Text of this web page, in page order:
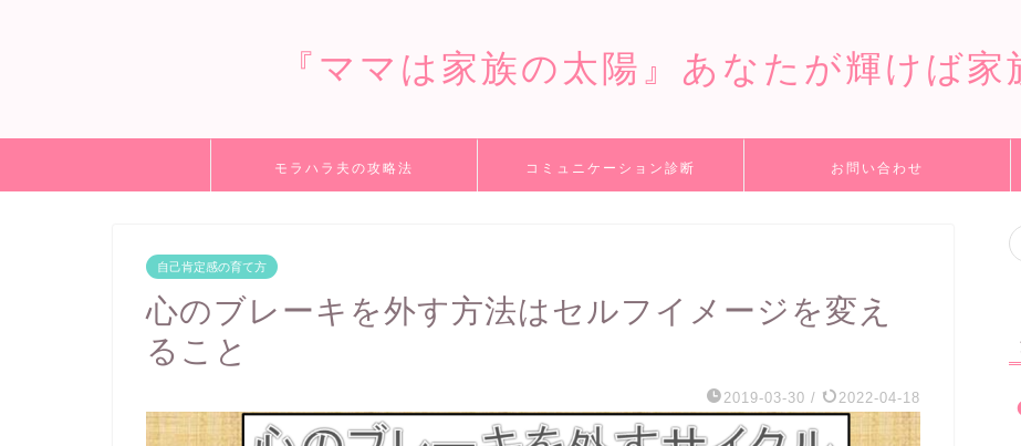
『ママは家族の太陽』あなたが輝けば家
モラハラ夫の攻略法 コミュニケーション診断 お問い合わせ
自己肯定感の育て方
心のブレーキを外す方法はセルフイメージを変え
ること
2019-03-30 / 2022-04-18